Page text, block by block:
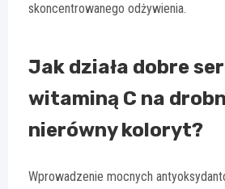
skoncentrowanego odżywienia.
Jak działa dobre
witaminą C na
nierówny koloryt?
Wprowadzenie mocnych